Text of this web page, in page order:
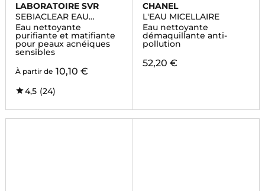
LABORATOIRE SVR
SEBIACLEAR EAU
MICELLAIRE
Eau nettoyante
purifiante et matifiante
pour peaux acnéiques
sensibles
À partir de 10,10 €
4,5 (24)
CHANEL
L'EAU MICELLAIRE
Eau nettoyante
démaquillante anti-
pollution
52,20 €